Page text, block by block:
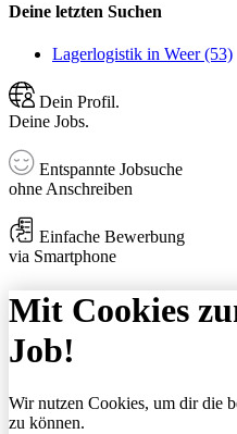
Deine letzten Suchen
Lagerlogistik in Weer (53)
Dein Profil.
Deine Jobs.
Entspannte Jobsuche
ohne Anschreiben
Einfache Bewerbung
via Smartphone
Mit Cookies
Job!
Wir nutzen Cookies, um dir die
zu können.